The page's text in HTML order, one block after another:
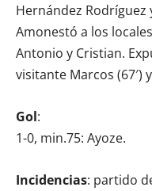
Hernández Rodríguez
Amonestó a los
Antonio y Cristian.
visitante Marcos (67′)
Gol:
1-0, min.75: Ayoze.
Incidencias: partido